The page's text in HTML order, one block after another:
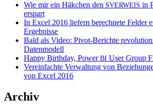
Wie mir ein Häkchen den SVERWEIS in
erspart
In Excel 2016 liefern berechnete Felder
Ergebnisse
Bald als Video: Pivot-Berichte
Datenmodell
Happy Birthday, PowerBI User Group
Vereinfachte Verwaltung von
von Excel 2016
Archiv